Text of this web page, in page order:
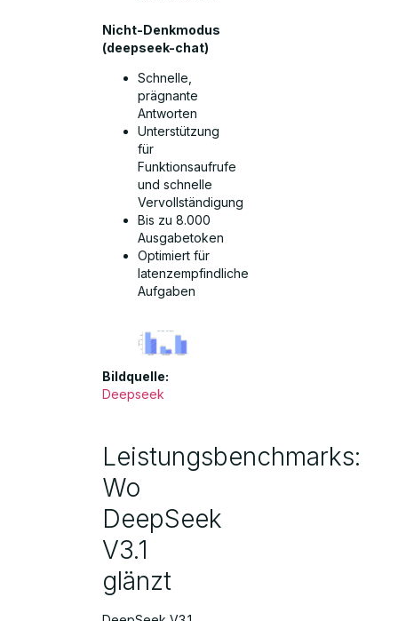
Nicht-Denkmodus
(deepseek-chat)
Schnelle,
prägnante
Antworten
Unterstützung
für
Funktionsaufrufe
und schnelle
Vervollständigung
Bis zu 8.000
Ausgabetoken
Optimiert für
latenzempfindliche
Aufgaben
Bildquelle:
Deepseek
Leistungsbenchmarks:
Wo
DeepSeek
V3.1
glänzt